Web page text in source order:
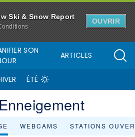
Ski & Snow Report
OUVRIR
SON
ARTICLES
ÉTÉ
WEBCAMS STATIONS